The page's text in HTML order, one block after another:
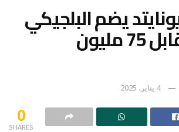
يضم البلجيكي
لوكاكو مقابل 75 مليون
4 يناير، 2025
0
SHARES